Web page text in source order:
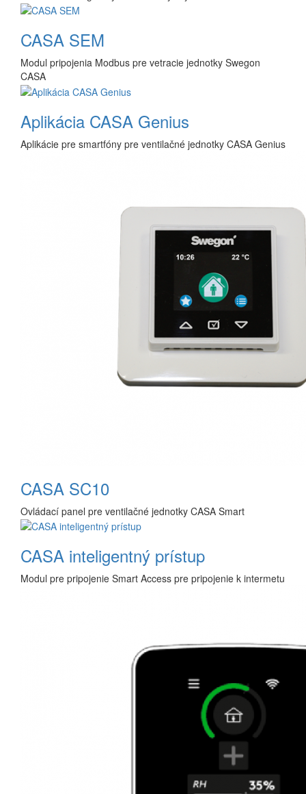
CASA SEM
Modul pripojenia Modbus pre vetracie jednotky Swegon
CASA
Aplikácia CASA Genius
Aplikácie pre smartfóny pre ventilačné jednotky CASA Genius
CASA SC10
Ovládací panel pre ventilačné jednotky CASA Smart
CASA inteligentný prístup
Modul pre pripojenie Smart Access pre pripojenie k intermetu